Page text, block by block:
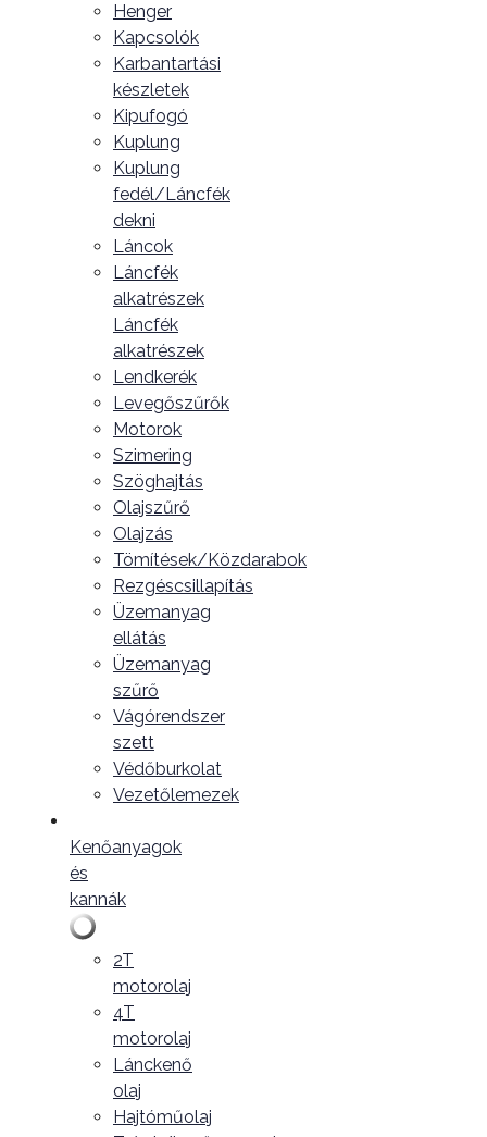
Henger
Kapcsolók
Karbantartási
készletek
Kipufogó
Kuplung
Kuplung
fedél/Láncfék
dekni
Láncok
Láncfék
alkatrészek
Láncfék
alkatrészek
Lendkerék
Levegőszűrők
Motorok
Szimering
Szöghajtás
Olajszűrő
Olajzás
Tömítések/Közdarabok
Rezgéscsillapítás
Üzemanyag
ellátás
Üzemanyag
szűrő
Vágórendszer
szett
Védőburkolat
Vezetőlemezek
Kenőanyagok
és
kannák
2T
motorolaj
4T
motorolaj
Lánckenő
olaj
Hajtóműolaj